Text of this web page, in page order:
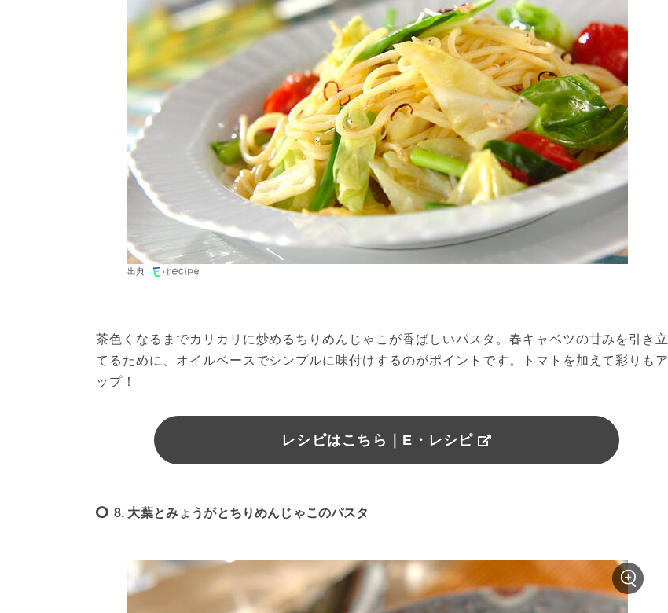
出典：
茶色くなるまでカリカリに炒めるちりめんじゃこが香ばしいパスタ。春キャベツの甘みを引き立
てるために、オイルベースでシンプルに味付けするのがポイントです。トマトを加えて彩りもア
ップ！
レシピはこちら｜E・レシピ
8. 大葉とみょうがとちりめんじゃこのパスタ